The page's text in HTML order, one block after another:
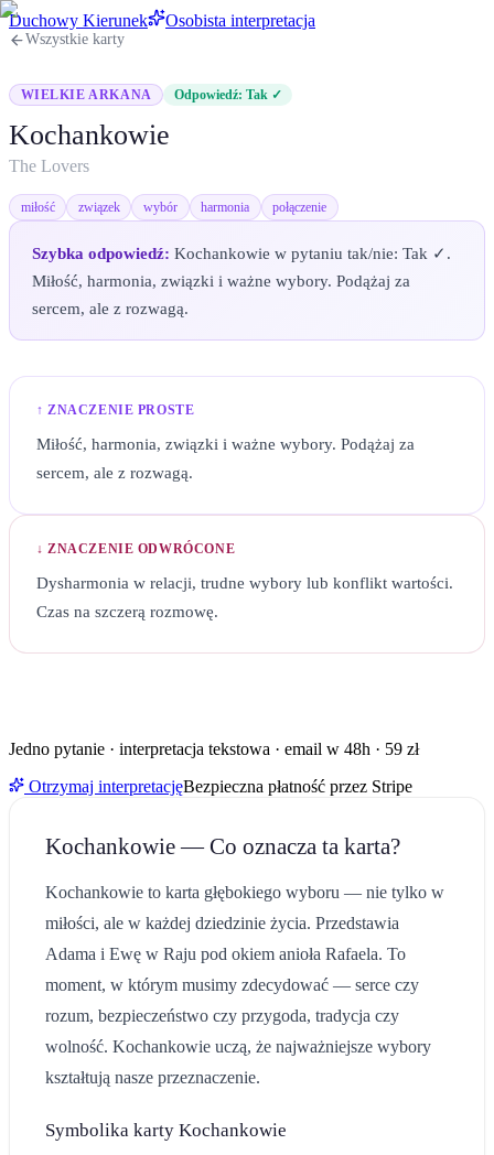
Duchowy Kierunek Osobista interpretacja
Wszystkie karty
WIELKIE ARKANA Odpowiedź: Tak ✓
Kochankowie
The Lovers
miłość związek wybór harmonia połączenie
Szybka odpowiedź: Kochankowie w pytaniu tak/nie: Tak ✓.
Miłość, harmonia, związki i ważne wybory. Podążaj za
sercem, ale z rozwagą.
↑ ZNACZENIE PROSTE
Miłość, harmonia, związki i ważne wybory. Podążaj za
sercem, ale z rozwagą.
↓ ZNACZENIE ODWRÓCONE
Dysharmonia w relacji, trudne wybory lub konflikt wartości.
Czas na szczerą rozmowę.
Jedno pytanie · interpretacja tekstowa · email w 48h · 59 zł
Otrzymaj interpretacjęBezpieczna płatność przez Stripe
Kochankowie— Co oznacza ta karta?
Kochankowie to karta głębokiego wyboru — nie tylko w
miłości, ale w każdej dziedzinie życia. Przedstawia
Adama i Ewę w Raju pod okiem anioła Rafaela. To
moment, w którym musimy zdecydować — serce czy
rozum, bezpieczeństwo czy przygoda, tradycja czy
wolność. Kochankowie uczą, że najważniejsze wybory
kształtują nasze przeznaczenie.
Symbolika karty Kochankowie